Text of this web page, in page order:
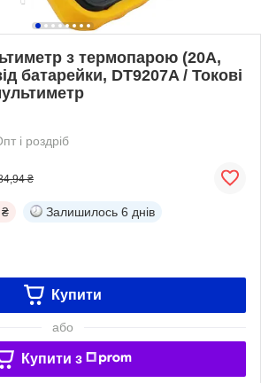
з термопарою (20А,
батарейки, DT9207A / Токові
і роздріб
₴
Залишилось 6 днів
Купити
або
Купити з